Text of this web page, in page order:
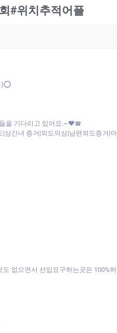
#위치추적어플
)⭕
을 기다리고 있어요.~♥☎
간녀 증거|외도의심|남편외도증거|
없으면서 선입요구하는곳은 100%